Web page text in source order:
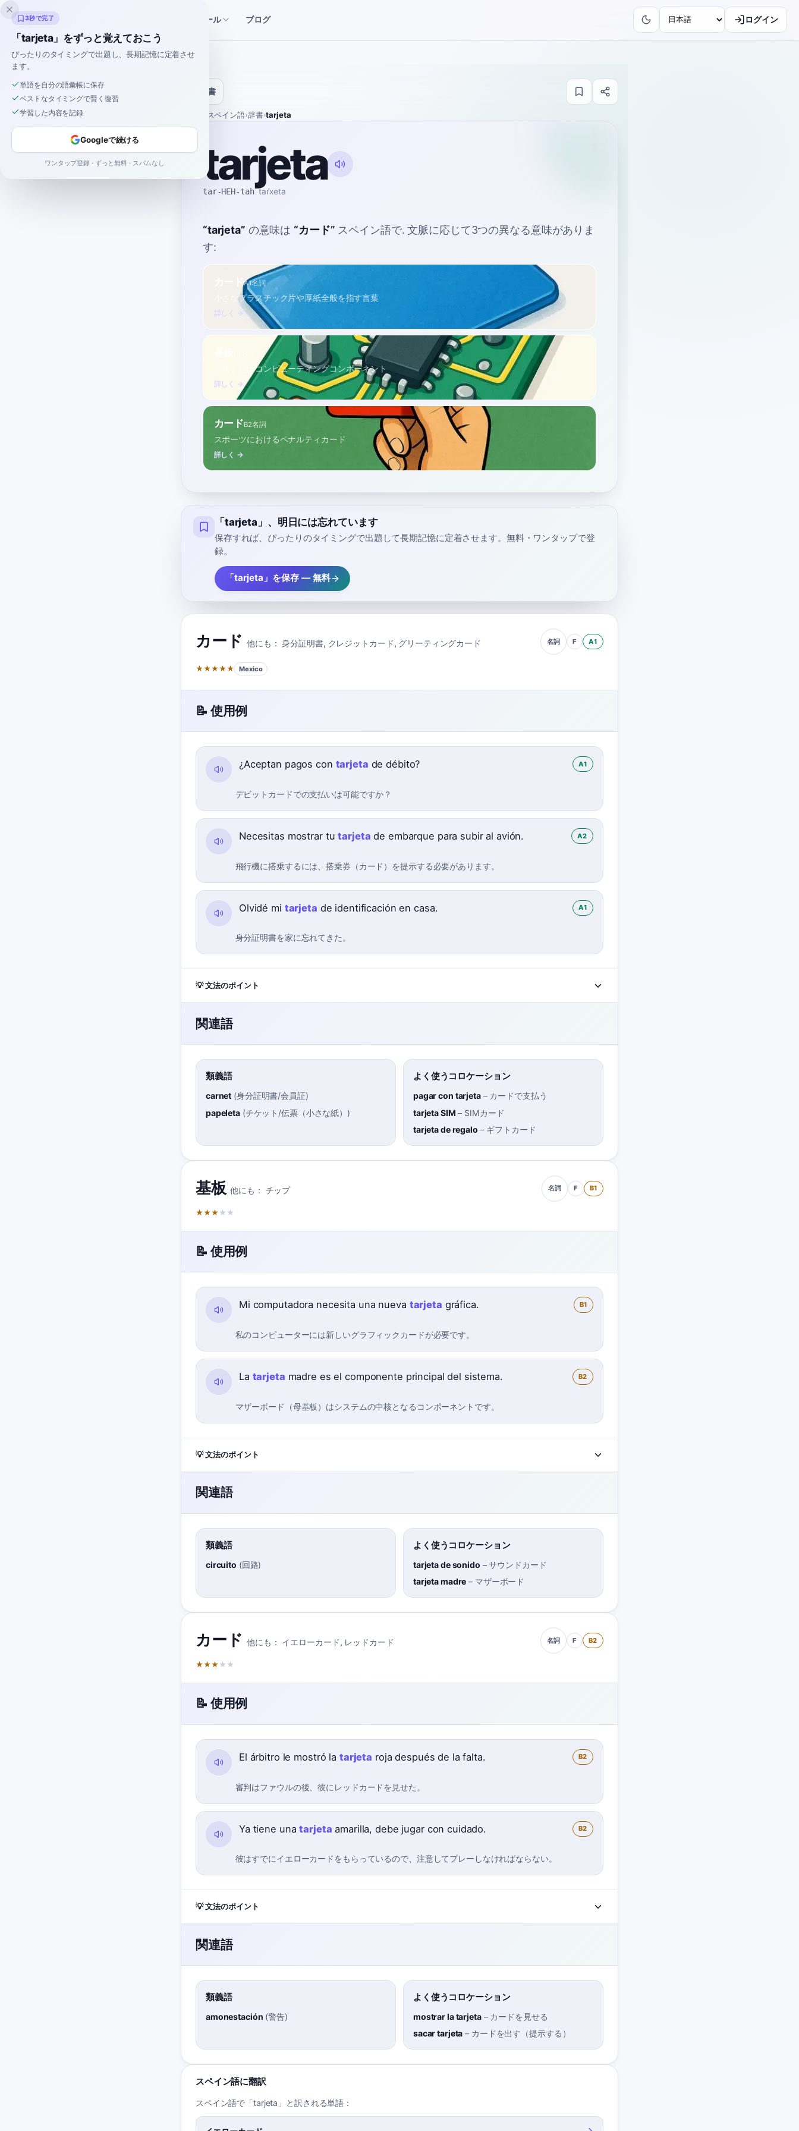
Inklingo スペイン語ツール ブログ ログイン
辞書
スペイン語›辞書›tarjeta
tarjeta
tar-HEH-tah taɾˈxeta
“tarjeta” の意味は “カード” スペイン語で. 文脈に応じて3つの異なる意味がありま
す:
カードA1名詞
小さなプラスチック片や厚紙全般を指す言葉
回路またはコンピューティングコンポーネント
詳しく →
カードB2名詞
スポーツにおけるペナルティカード
詳しく →
「tarjeta」、明日には忘れています
保存すれば、ぴったりのタイミングで出題して長期記憶に定着させます。無料・ワンタップで登
録。
「tarjeta」を保存 — 無料
カード 他にも： 身分証明書, クレジットカード, グリーティングカード 名詞 F A1
★★★★★ Mexico
📝 使用例
¿Aceptan pagos con tarjeta de débito? A1
デビットカードでの支払いは可能ですか？
Necesitas mostrar tutarjeta de embarque para subir al avión. A2
飛行機に搭乗するには、搭乗券（カード）を提示する必要があります。
Olvidé mi tarjeta de identificación en casa. A1
身分証明書を家に忘れてきた。
💡 文法のポイント
関連語
類義語
carnet (身分証明書/会員証)
papeleta(チケット/伝票（小さな紙） )
よく使うコロケーション
pagar con tarjeta– カードで支払う
tarjeta SIM – SIMカード
tarjeta de regalo – ギフトカード
基板 他にも： チップ 名詞 F B1
★★★ ★ ★
📝 使用例
Mi computadora necesita una nueva tarjeta gráfica. B1
私のコンピューターには新しいグラフィックカードが必要です。
La tarjeta madre es el componente principal del sistema. B2
マザーボード（母基板）はシステムの中核となるコンポーネントです。
💡 文法のポイント
関連語
類義語
circuito (回路)
よく使うコロケーション
tarjeta de sonido –サウンドカード
tarjeta madre – マザーボード
カード 他にも： イエローカード, レッドカード 名詞 F B2
★★★ ★ ★
📝 使用例
El árbitro le mostró la tarjeta roja después de la falta. B2
審判はファウルの後、彼にレッドカードを見せた。
Ya tiene unatarjeta amarilla, debe jugar con cuidado. B2
彼はすでにイエローカードをもらっているので、注意してプレーしなければならない。
💡 文法のポイント
関連語
類義語
amonestación (警告)
よく使うコロケーション
mostrar la tarjeta– カードを見せる
sacar tarjeta – カードを出す（提示する）
スペイン語に翻訳
スペイン語で「tarjeta」と訳される単語：
3秒で完了
「tarjeta」をずっと覚えておこう
ぴったりのタイミングで出題し、長期記憶に定着させ
ます。
単語を自分の語彙帳に保存
ベストなタイミングで賢く復習
学習した内容を記録
Googleで続ける
ワンタップ登録 · ずっと無料 · スパムなし